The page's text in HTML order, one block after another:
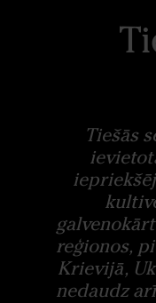
Tiešās
reģionos,
Krievijā,
nedaudz